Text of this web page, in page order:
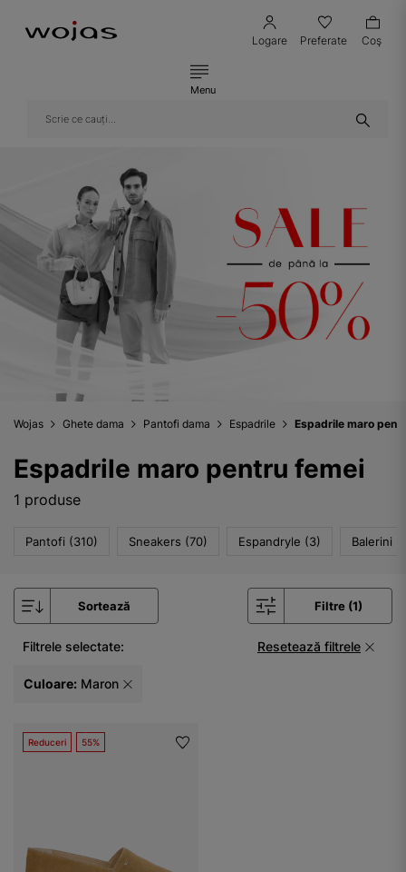
Logare Preferate Coş
Menu
Wojas Ghete dama Pantofi dama Espadrile Espadrile maro
Espadrile maro pentru femei
1 produse
Pantofi (310) Sneakers (70) Espandryle (3) Balerini
Sortează Filtre (1)
Filtrele selectate: Resetează filtrele
Culoare: Maron
Reduceri 55%